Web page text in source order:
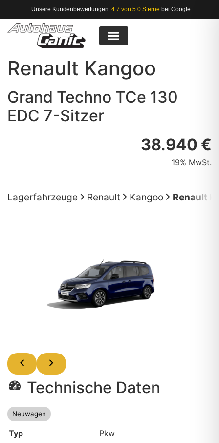
Unsere Kundenbewertungen: 4.7 von 5.0 Sterne bei Google
Renault Kangoo
Grand Techno TCe 130
EDC 7-Sitzer
38.940 €
19% MwSt.
Lagerfahrzeuge Renault Kangoo Renault
Technische Daten
Neuwagen
Typ
Pkw